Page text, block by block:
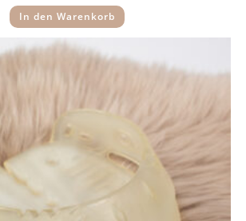
29,95 € 9,95 €.
In den Warenkorb